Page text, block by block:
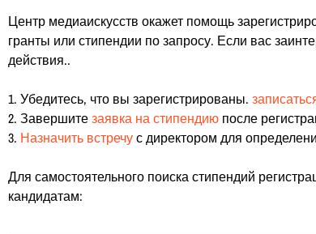
Центр медиаискусств окажет помощь
гранты или стипендии по запросу. Если вас
действия..
1. Убедитесь, что вы зарегистрированы.
2. Завершитезаявка на стипендию после
3. Назначить встречус директором для
Для самостоятельного поиска стипендий
кандидатам: